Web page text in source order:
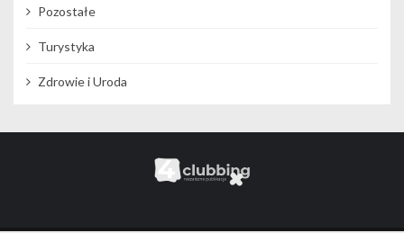
Pozostałe
Turystyka
Zdrowie i Uroda